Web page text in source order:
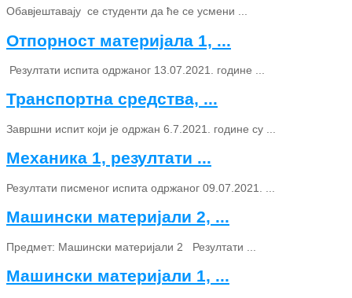
Обавјештавају се студенти да ће се усмени ...
Отпорност материјала 1, ...
Резултати испита одржаног 13.07.2021. године ...
Транспортна средства, ...
Завршни испит који је одржан 6.7.2021. године су ...
Механика 1, резултати ...
Резултати писменог испита одржаног 09.07.2021. ...
Машински материјали 2, ...
Предмет: Машински материјали 2 Резултати ...
Машински материјали 1, ...